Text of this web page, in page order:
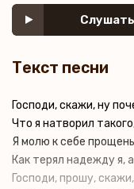
Слушать
Текст песни
Господи, скажи, ну
Что я натворил
Я молю к себе
Как терял надежду я,
Господи, прошу,